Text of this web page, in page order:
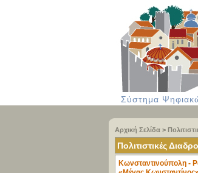
Σύστημα
Αρχική Σελίδα>
Πολιτιστικές
Κωνσταντινούπολη -